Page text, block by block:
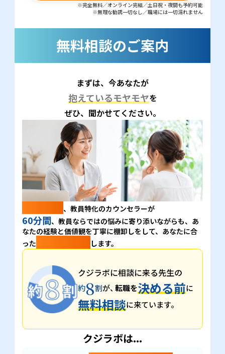
※完全無料／オンライン完結／土日祝・夜間も予約可能
※無理な勧誘一切なし／職場には一切漏れません
無料相談のご案内
まずは、今あなたが
抱えているモヤモヤを
ぜひ、聞かせてください。
、教員特化のカウンセラーが
60分間、教員ならではの悩みに寄り添いながらも、あ
なたの経験と価値観を丁寧に棚卸しをして、あなたに合
った
します。
クジラボに相談に来る先生の
約8割が、転職を決める前に
無料相談に来ています。
クジラボは...